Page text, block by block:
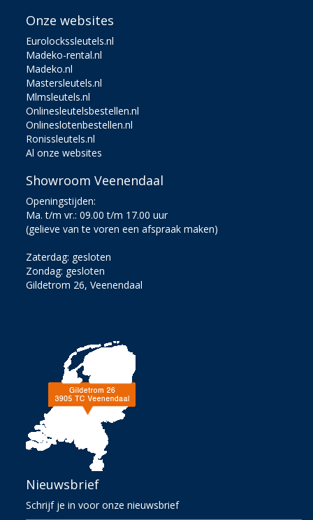
Onze websites
Eurolockssleutels.nl
Madeko-rental.nl
Madeko.nl
Mastersleutels.nl
Mlmsleutels.nl
Onlinesleutelsbestellen.nl
Onlineslotenbestellen.nl
Ronissleutels.nl
Al onze websites
Showroom Veenendaal
Openingstijden:
Ma. t/m vr.: 09.00 t/m 17.00 uur
(gelieve van te voren een afspraak maken)
Zaterdag: gesloten
Zondag: gesloten
Gildetrom 26, Veenendaal
Nieuwsbrief
Schrijf je in voor onze nieuwsbrief